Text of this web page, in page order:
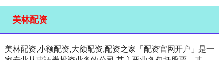
美林配资
美林配资,小额配资,大额配资,配资之家「配资官网开户」是一